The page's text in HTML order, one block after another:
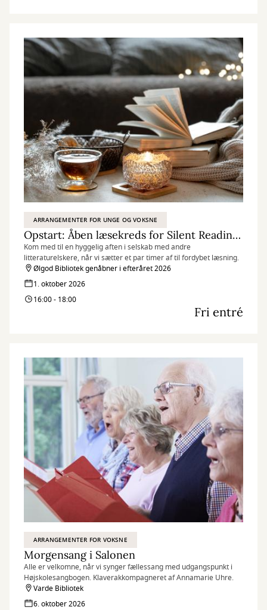
ARRANGEMENTER FOR UNGE OG VOKSNE
Opstart: Åben læsekreds for Silent Reading i Ølgod
Kom med til en hyggelig aften i selskab med andre
litteraturelskere, når vi sætter et par timer af til fordybet læsning.
Ølgod Bibliotek genåbner i efteråret 2026
1. oktober 2026
16:00 - 18:00
Fri entré
ARRANGEMENTER FOR VOKSNE
Morgensang i Salonen
Alle er velkomne, når vi synger fællessang med udgangspunkt i
Højskolesangbogen. Klaverakkompagneret af Annamarie Uhre.
Varde Bibliotek
6. oktober 2026